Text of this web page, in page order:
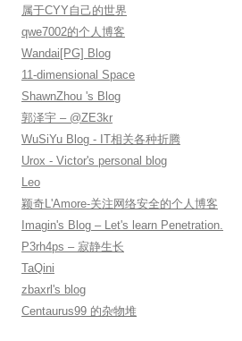
属于CYY自己的世界
qwe7002的个人博客
Wandai[PG] Blog
11-dimensional Space
ShawnZhou 's Blog
郭泽宇 – @ZE3kr
WuSiYu Blog - IT相关各种折腾
Urox - Victor's personal blog
Leo
颖奇L'Amore-关注网络安全的个人博客
Imagin's Blog – Let's learn Penetration.
P3rh4ps – 寂静生长
TaQini
zbaxrl's blog
Centaurus99 的杂物堆